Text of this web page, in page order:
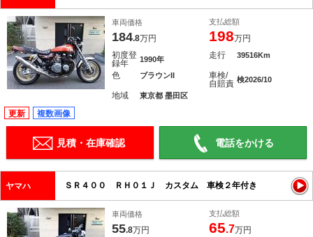
車両価格
184.8万円
支払総額
198万円
初度登
録年
1990年 走行 39516Km
色 ブラウンII
車検/
自賠責 検2026/10
地域 東京都 墨田区
更新 複数画像
見積・在庫確認 電話をかける
ヤマハ ＳＲ４００ ＲＨ０１Ｊ カスタム 車検２年付き
車両価格
55.8万円
支払総額
65.7万円